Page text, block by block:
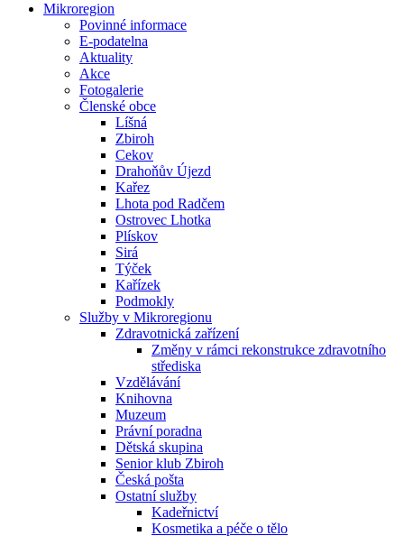
Mikroregion
Povinné informace
E-podatelna
Aktuality
Akce
Fotogalerie
Členské obce
Líšná
Zbiroh
Cekov
Drahoňův Újezd
Kařez
Lhota pod Radčem
Ostrovec Lhotka
Plískov
Sirá
Týček
Kařízek
Podmokly
Služby v Mikroregionu
Zdravotnická zařízení
Změny v rámci rekonstrukce zdravotního
střediska
Vzdělávání
Knihovna
Muzeum
Právní poradna
Dětská skupina
Senior klub Zbiroh
Česká pošta
Ostatní služby
Kadeřnictví
Kosmetika a péče o tělo